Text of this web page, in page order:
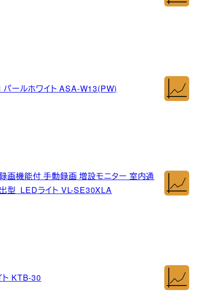
ールホワイト ASA-W13(PW)
画機能付 手動録画 増設モニター 室内通
型 LEDライト VL-SE30XLA
ト KTB-30